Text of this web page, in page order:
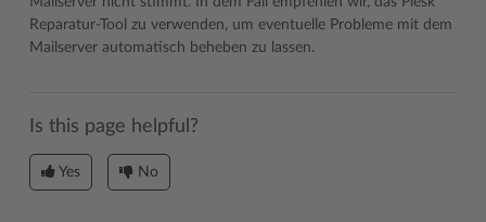
Reparatur-Tool zu verwenden, um eventuelle Probleme mit dem
Mailserver automatisch beheben zu lassen.
Is this page helpful?
Yes No